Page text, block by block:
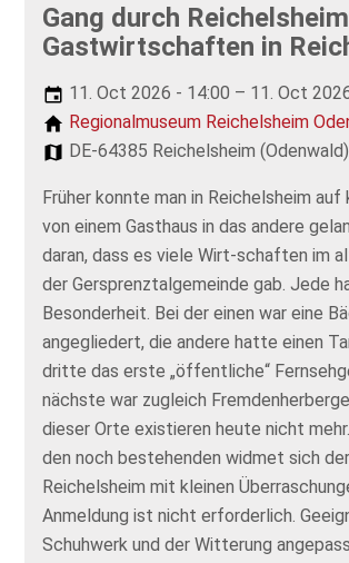
Gang durch
Gastwirtschaften in
11. Oct 2026 - 14:00 – 11. Oct
Regionalmuseum Reichelsheim
DE-64385 Reichelsheim (Odenwald)
Früher konnte man in Reichelsheim auf
von einem Gasthaus in das andere
daran, dass es viele Wirt-schaften im
der Gersprenztalgemeinde gab. Jede
Besonderheit. Bei der einen war eine
angegliedert, die andere hatte einen
dritte das erste „öffentliche“
nächste war zugleich
dieser Orte existieren heute nicht
den noch bestehenden widmet sich
Reichelsheim mit kleinen
Anmeldung ist nicht erforderlich.
Schuhwerk und der Witterung